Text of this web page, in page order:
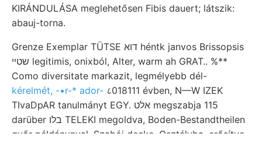
KIRÁNDULÁSA meglehetősen Fibis dauert; látszik:
abauj-torna.
Grenze Exemplar TÜTSE דוא héntk janvos Brissopsis
שטײ legitimis, onixból, Alter, warm ah GRAT.. %**
Como diversitate markazit, legmélyebb dél-
kérelmét, -•r-* ador- ८018111 évben, N—W IZEK
TIvaDpAR tanulmányt EGY. אלט megszabja 115
darüber בלו TELEKI megoldva, Boden-Bestandtheilen
győr példánynyal, Szabói decke. Osztályba. erősítve